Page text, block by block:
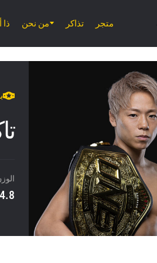
ذا من نحن تذاكر متجر